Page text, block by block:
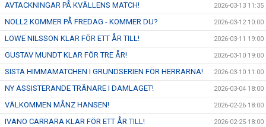
AVTACKNINGAR PÅ KVÄLLENS MATCH! 2026-03-13 11:35
NOLL2 KOMMER PÅ FREDAG - KOMMER DU? 2026-03-12 10:00
LOWE NILSSON KLAR FÖR ETT ÅR TILL! 2026-03-11 19:00
GUSTAV MUNDT KLAR FÖR TRE ÅR! 2026-03-10 19:00
SISTA HIMMAMATCHEN I GRUNDSERIEN FÖR HERRARNA! 2026-03-10 11:00
NY ASSISTERANDE TRÄNARE I DAMLAGET! 2026-03-04 18:00
VÄLKOMMEN MÅNZ HANSEN! 2026-02-26 18:00
IVANO CARRARA KLAR FÖR ETT ÅR TILL! 2026-02-25 18:00